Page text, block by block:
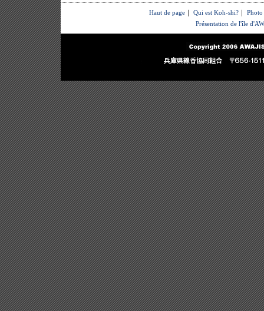
Haut de page｜ Qui est Koh-shi?｜ Photo
Présentation de l'île